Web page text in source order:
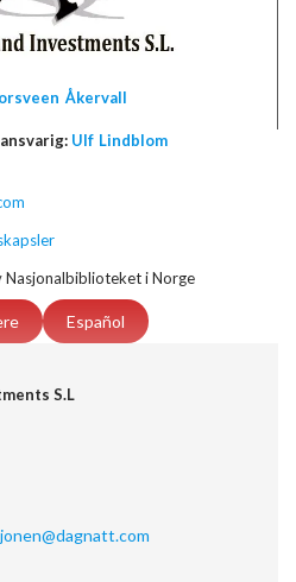
Åkervall
Ulf Lindblom
Nasjonalbiblioteket i Norge
Español
S.L